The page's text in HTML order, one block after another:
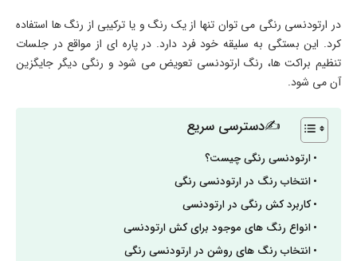
در ارتودنسی رنگی می توان تنها از یک رنگ و یا ترکیبی از رنگ ها استفاده
کرد. این بستگی به سلیقه خود فرد دارد. در پاره ای از مواقع در جلسات
تنظیم براکت ها، رنگ ارتودنسی تعویض می شود و رنگی دیگر جایگزین
آن می شود.
✍دسترسی سریع
ارتودنسی رنگی چیست؟
انتخاب رنگ در ارتودنسی رنگی
کاربرد کش رنگی در ارتودنسی
انواع رنگ های موجود برای کش ارتودنسی
انتخاب رنگ های روشن در ارتودنسی رنگی